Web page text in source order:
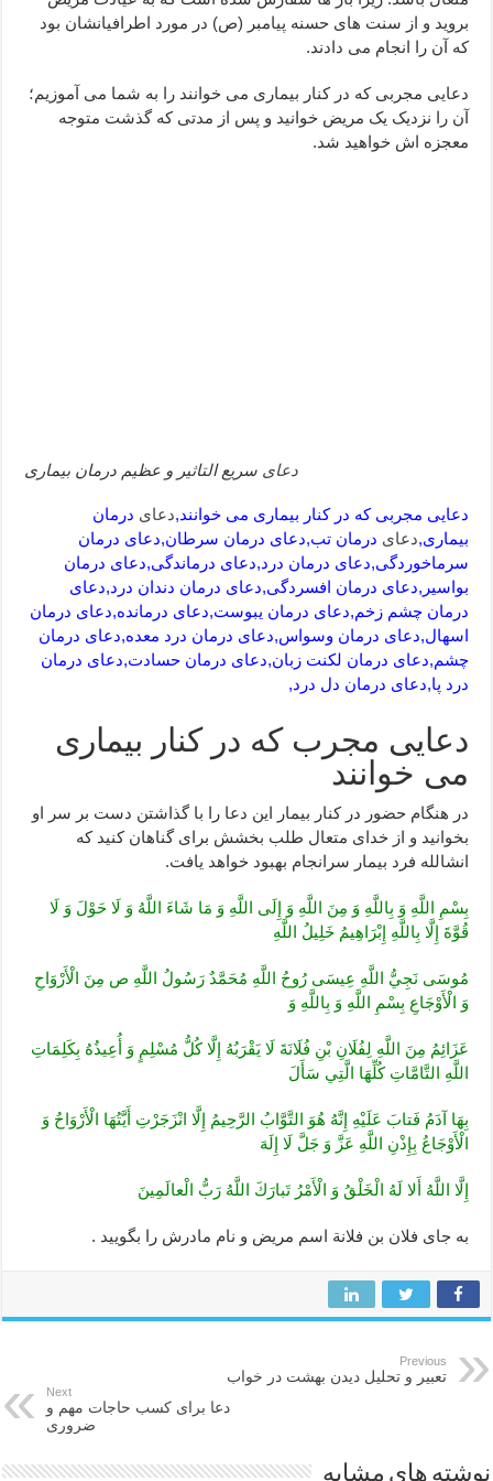
دعا قدرت و توانمندی – دعا برای افزایش انرژی بدن و قدرت بازو
دعای ابودردا برای در امان ماندن از بلا – دعای ایمنی از سوختن
بروید و از سنت های حسنه پیامبر (ص) در مورد اطرافیانشان بود
که آن را انجام می دادند.
دعایی مجربی که در کنار بیماری می خوانند را به شما می آموزیم؛
آن را نزدیک یک مریض خوانید و پس از مدتی که گذشت متوجه
معجزه اش خواهید شد.
دعای سریع التاثیر و عظیم درمان بیماری
دعایی مجربی که در کنار بیماری می خوانند,دعای درمان
بیماری,دعای درمان تب,دعای درمان سرطان,دعای درمان
سرماخوردگی,دعای درمان درد,دعای درماندگی,دعای درمان
بواسیر,دعای درمان افسردگی,دعای درمان دندان درد,دعای
درمان چشم زخم,دعای درمان یبوست,دعای درمانده,دعای درمان
اسهال,دعای درمان وسواس,دعای درمان درد معده,دعای درمان
چشم,دعای درمان لکنت زبان,دعای درمان حسادت,دعای درمان
درد پا,دعای درمان دل درد,
دعایی مجرب که در کنار بیماری
می خوانند
در هنگام حضور در کنار بیمار این دعا را با گذاشتن دست بر سر او
بخوانید و از خدای متعال طلب بخشش برای گناهان کنید که
انشالله فرد بیمار سرانجام بهبود خواهد یافت.
بِسْمِ اللَّهِ وَ بِاللَّهِ وَ مِنَ اللَّهِ وَ إِلَى اللَّهِ وَ مَا شَاءَ اللَّهُ وَ لَا حَوْلَ وَ لَا
قُوَّةَ إِلَّا بِاللَّهِ إِبْرَاهِيمُ خَلِيلُ اللَّهِ
مُوسَى نَجِيُّ اللَّهِ عِيسَى رُوحُ اللَّهِ مُحَمَّدٌ رَسُولُ اللَّهِ ص مِنَ‏ الْأَرْوَاحِ‏
وَ الْأَوْجَاعِ‏ بِسْمِ اللَّهِ وَ بِاللَّهِ وَ
عَزَائِمُ مِنَ اللَّهِ لِفُلَانِ بْنِ فُلَانَةَ لَا يَقْرَبُهُ إِلَّا كُلُّ مُسْلِمٍ وَ أُعِيذُهُ بِكَلِمَاتِ
اللَّهِ التَّامَّاتِ كُلِّهَا الَّتِي سَأَلَ
بِهَا آدَمُ‏ فَتابَ عَلَيْهِ إِنَّهُ هُوَ التَّوَّابُ الرَّحِيمُ‏ إِلَّا انْزَجَرْتِ أَيَّتُهَا الْأَرْوَاحُ وَ
الْأَوْجَاعُ بِإِذْنِ اللَّهِ عَزَّ وَ جَلَّ لَا إِلَهَ
إِلَّا اللَّهُ‏ أَلا لَهُ الْخَلْقُ وَ الْأَمْرُ تَبارَكَ اللَّهُ رَبُّ الْعالَمِينَ‏
به جای فلان بن فلانة اسم مریض و نام مادرش را بگویید .
Previous
تعبیر و تحلیل دیدن بهشت در خواب
Next
دعا برای کسب حاجات مهم و
ضروری
نوشته های مشابه